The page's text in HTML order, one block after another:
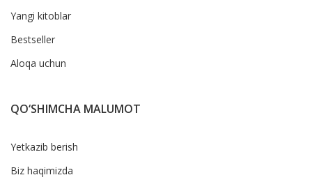
Yangi kitoblar
Bestseller
Aloqa uchun
QO‘SHIMCHA MALUMOT
Yetkazib berish
Biz haqimizda